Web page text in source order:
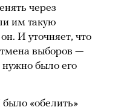
через
им такую
И уточняет, что
выборов —
было его
«обелить»